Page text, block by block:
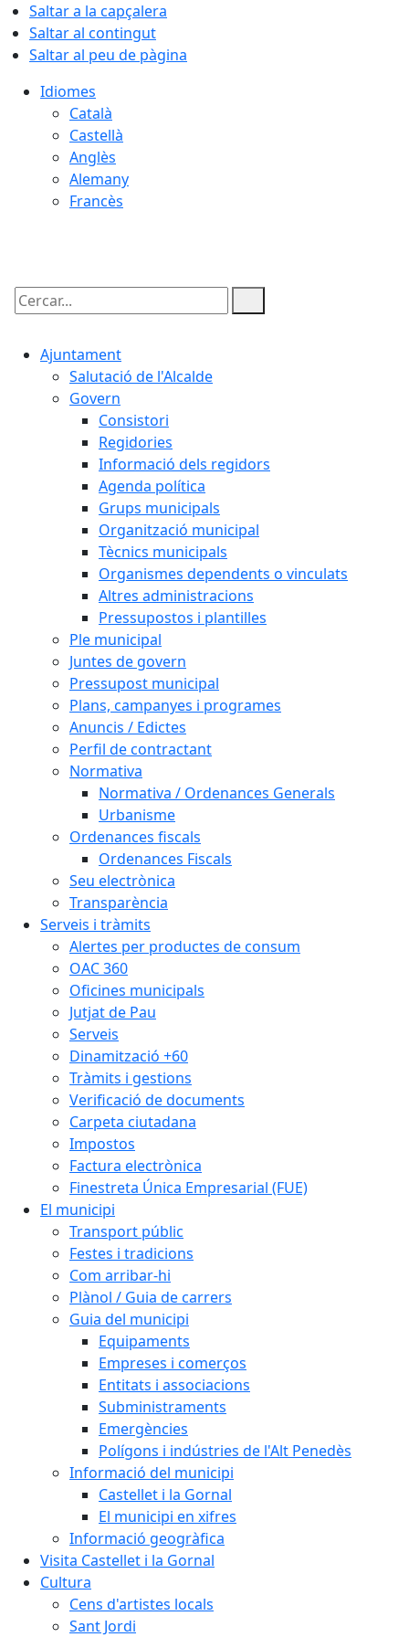
Saltar a la capçalera
Saltar al contingut
Saltar al peu de pàgina
Idiomes
Català
Castellà
Anglès
Alemany
Francès
Cercar:
Ajuntament
Salutació de l'Alcalde
Govern
Consistori
Regidories
Informació dels regidors
Agenda política
Grups municipals
Organització municipal
Tècnics municipals
Organismes dependents o vinculats
Altres administracions
Pressupostos i plantilles
Ple municipal
Juntes de govern
Pressupost municipal
Plans, campanyes i programes
Anuncis / Edictes
Perfil de contractant
Normativa
Normativa / Ordenances Generals
Urbanisme
Ordenances fiscals
Ordenances Fiscals
Seu electrònica
Transparència
Serveis i tràmits
Alertes per productes de consum
OAC 360
Oficines municipals
Jutjat de Pau
Serveis
Dinamització +60
Tràmits i gestions
Verificació de documents
Carpeta ciutadana
Impostos
Factura electrònica
Finestreta Única Empresarial (FUE)
El municipi
Transport públic
Festes i tradicions
Com arribar-hi
Plànol / Guia de carrers
Guia del municipi
Equipaments
Empreses i comerços
Entitats i associacions
Subministraments
Emergències
Polígons i indústries de l'Alt Penedès
Informació del municipi
Castellet i la Gornal
El municipi en xifres
Informació geogràfica
Visita Castellet i la Gornal
Cultura
Cens d'artistes locals
Sant Jordi